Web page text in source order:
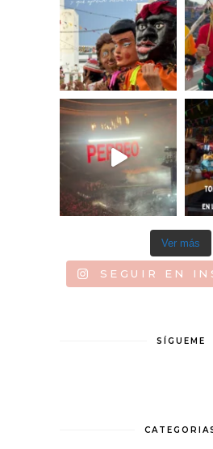
Ver más
SEGUIR EN
SÍGUEME